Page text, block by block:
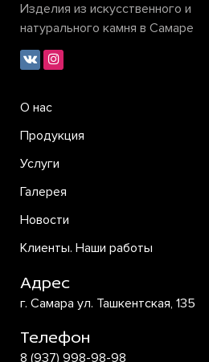
Изделия из искусственного и
натурального камня в Самаре
О нас
Продукция
Услуги
Галерея
Новости
Клиенты. Наши работы
Адрес
г. Самара ул. Ташкентская, 135
Телефон
8 (937) 998-98-98